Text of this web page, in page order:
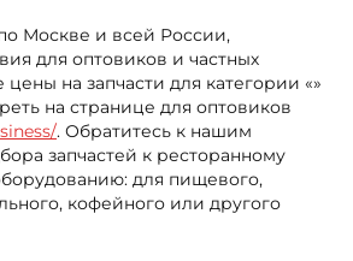
Москве и всей России,
для оптовиков и частных
на запчасти для категории «»
на странице для оптовиков
. Обратитесь к нашим
запчастей к ресторанному
для пищевого,
кофейного или другого